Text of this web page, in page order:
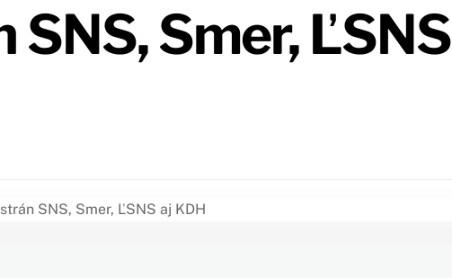
Smer, ĽSNS